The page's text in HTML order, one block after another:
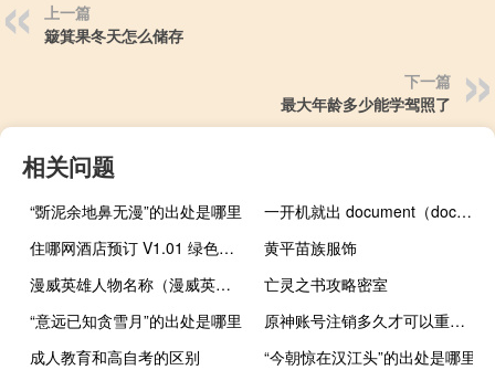
上一篇
簸箕果冬天怎么储存
下一篇
最大年龄多少能学驾照了
相关问题
“斲泥余地鼻无漫”的出处是哪里
一开机就出 document（documents开机自动打开）
住哪网酒店预订 V1.01 绿色免费版（住哪网酒店预订 V1.01 绿色免费版功能简介）
黄平苗族服饰
漫威英雄人物名称（漫威英雄人物）
亡灵之书攻略密室
“意远已知贪雪月”的出处是哪里
原神账号注销多久才可以重新注册
成人教育和高自考的区别
“今朝惊在汉江头”的出处是哪里